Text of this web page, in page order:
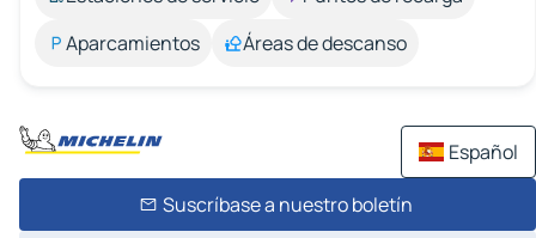
Aparcamientos
Áreas de descanso
Español
Suscríbase a nuestro boletín